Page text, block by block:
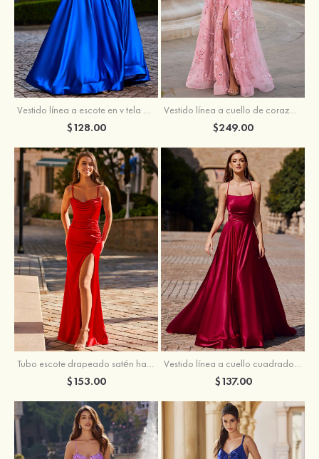
Vestido línea a escote en v tela charmeuse hasta el suelo vestido de graduación
$128.00
Vestido línea a cuello de corazón tul cola de barrido vestido de graduación
$249.00
Tubo escote drapeado satén hasta el suelo vestido de graduación
$153.00
Vestido línea a cuello cuadrado tela charmeuse barrer tren vestido de graduación
$137.00